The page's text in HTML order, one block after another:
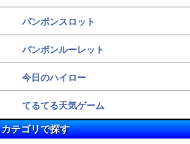
パンボンスロット
パンボンルーレット
今日のハイロー
てるてる天気ゲーム
カテゴリで探す